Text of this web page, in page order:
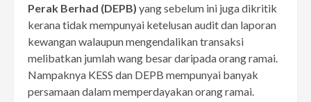
Perak Berhad (DEPB) yang sebelum ini juga dikritik
kerana tidak mempunyai ketelusan audit dan laporan
kewangan walaupun mengendalikan transaksi
melibatkan jumlah wang besar daripada orang ramai.
Nampaknya KESS dan DEPB mempunyai banyak
persamaan dalam memperdayakan orang ramai.